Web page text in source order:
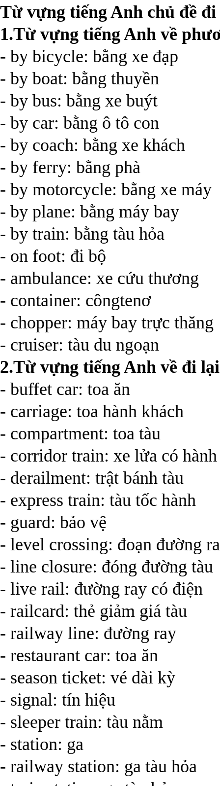
Từ vựng tiếng Anh chủ đề
1.Từ vựng tiếng Anh về
- by bicycle: bằng xe đạp
- by boat: bằng thuyền
- by bus: bằng xe buýt
- by car: bằng ô tô con
- by coach: bằng xe khách
- by ferry: bằng phà
- by motorcycle: bằng xe máy
- by plane: bằng máy bay
- by train: bằng tàu hỏa
- on foot: đi bộ
- ambulance: xe cứu thương
- container: côngtenơ
- chopper: máy bay trực thăng
- cruiser: tàu du ngoạn
2.Từ vựng tiếng Anh về đi
- buffet car: toa ăn
- carriage: toa hành khách
- compartment: toa tàu
- corridor train: xe lửa có
- derailment: trật bánh tàu
- express train: tàu tốc hành
- guard: bảo vệ
- level crossing: đoạn đường
- line closure: đóng đường tàu
- live rail: đường ray có điện
- railcard: thẻ giảm giá tàu
- railway line: đường ray
- restaurant car: toa ăn
- season ticket: vé dài kỳ
- signal: tín hiệu
- sleeper train: tàu nằm
- station: ga
- railway station: ga tàu hỏa